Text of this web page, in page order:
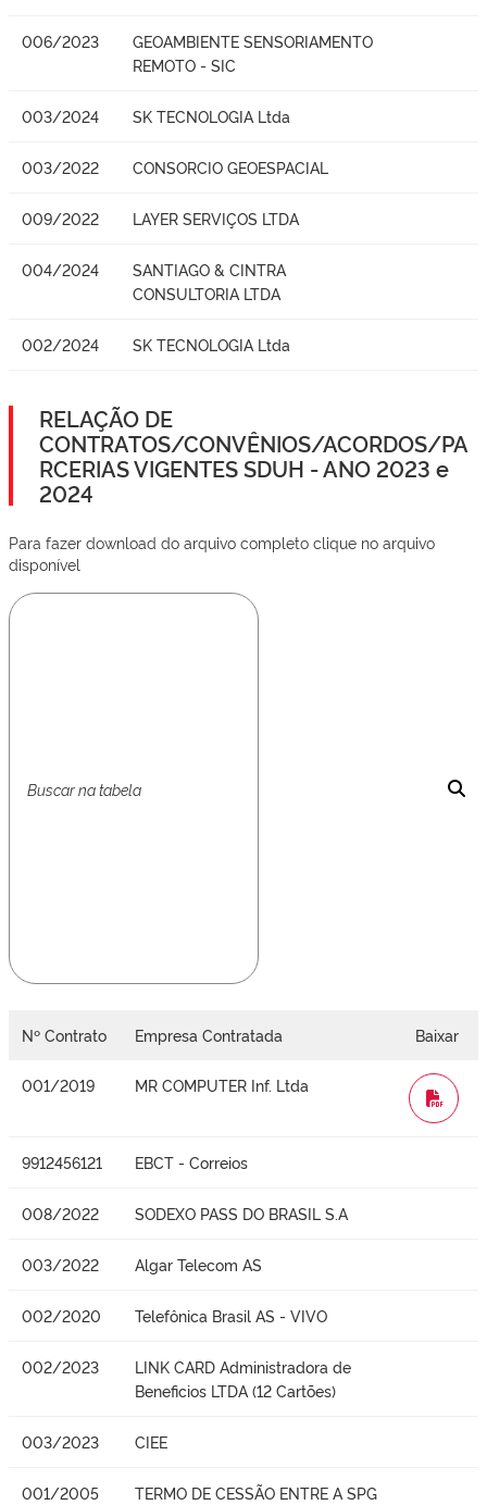
006/2023
GEOAMBIENTE SENSORIAMENTO
REMOTO - SIC
003/2024 SK TECNOLOGIA Ltda
003/2022 CONSORCIO GEOESPACIAL
009/2022 LAYER SERVIÇOS LTDA
004/2024
SANTIAGO & CINTRA
CONSULTORIA LTDA
002/2024 SK TECNOLOGIA Ltda
RELAÇÃO DE
CONTRATOS/CONVÊNIOS/ACORDOS/PA
RCERIAS VIGENTES SDUH - ANO 2023 e
2024
Para fazer download do arquivo completo clique no arquivo
disponível
Nº Contrato Empresa Contratada Baixar
001/2019 MR COMPUTER Inf. Ltda
WORD
9912456121 EBCT - Correios
008/2022 SODEXO PASS DO BRASIL S.A
003/2022 Algar Telecom AS
002/2020 Telefônica Brasil AS - VIVO
002/2023
LINK CARD Administradora de
Beneficios LTDA (12 Cartões)
003/2023 CIEE
001/2005
TERMO DE CESSÃO ENTRE A SPG